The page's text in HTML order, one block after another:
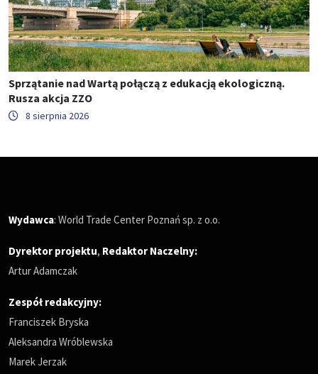
Sprzątanie nad Wartą połączą z edukacją ekologiczną.
Rusza akcja ZZO
8 sierpnia 2026
Wydawca: World Trade Center Poznań sp. z o.o.
Dyrektor projektu, Redaktor Naczelny:
Artur Adamczak
Zespół redakcyjny:
Franciszek Bryska
Aleksandra Wróblewska
Marek Jerzak